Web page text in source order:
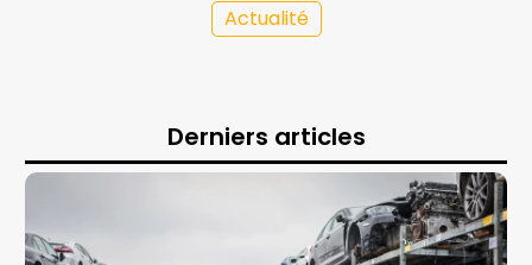
Actualité
Derniers articles